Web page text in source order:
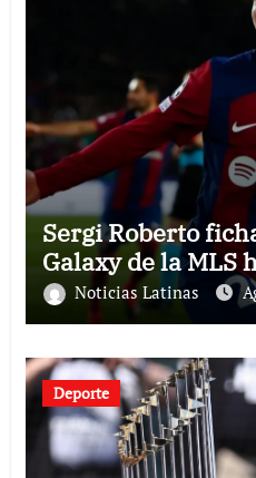
Sergi Roberto
Galaxy de la MLS
Noticias Latinas
Deporte